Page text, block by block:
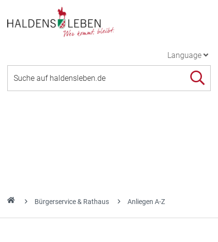
Language
Bürgerservice & Rathaus Anliegen A-Z